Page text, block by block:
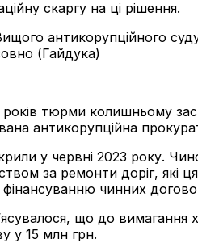
скаргу на ці рішення.
антикорупційного
(Гайдука)
тюрми колишньому
антикорупційна
у червні 2023 року.
за ремонти доріг,
чинних
що до вимагання
у 15 млн грн.